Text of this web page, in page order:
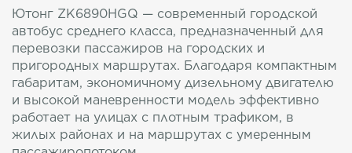
Ютонг ZK6890HGQ — современный городской
автобус среднего класса, предназначенный для
перевозки пассажиров на городских и
пригородных маршрутах. Благодаря компактным
габаритам, экономичному дизельному двигателю
и высокой маневренности модель эффективно
работает на улицах с плотным трафиком, в
жилых районах и на маршрутах с умеренным